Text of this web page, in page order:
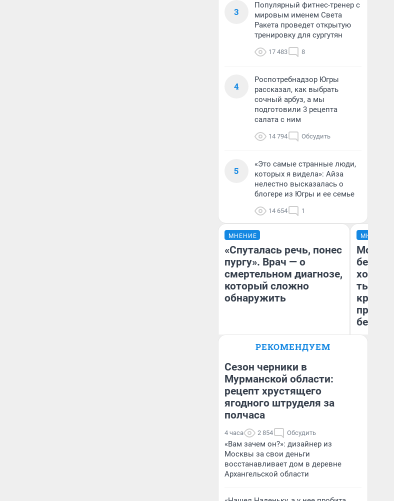
3
Популярный фитнес-тренер с
мировым именем Света
Ракета проведет открытую
тренировку для сургутян
17 483 8
4
Роспотребнадзор Югры
рассказал, как выбрать
сочный арбуз, а мы
подготовили 3 рецепта
салата с ним
14 794 Обсудить
5
«Это самые странные люди,
которых я видела»: Айза
нелестно высказалась о
блогере из Югры и ее семье
14 654 1
МНЕНИЕ
«Спуталась речь, понес
пургу». Врач — о
смертельном диагнозе,
который сложно
обнаружить
Главврач клиники
Волковой»
МНЕНИЕ
Мой
хотела
тысяч,
РЕКОМЕНДУЕМ
Сезон черники в
Мурманской области:
рецепт хрустящего
ягодного штруделя за
полчаса
4 часа 2 854 Обсудить
«Вам зачем он?»: дизайнер из
Москвы за свои деньги
восстанавливает дом в деревне
Архангельской области